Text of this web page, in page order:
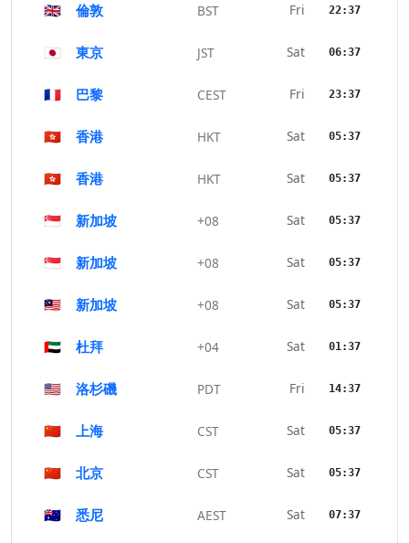
🇬🇧 倫敦 BST Fri 22:37
🇯🇵 東京 JST Sat 06:37
🇫🇷 巴黎 CEST Fri 23:37
🇭🇰 香港 HKT Sat 05:37
🇭🇰 香港 HKT Sat 05:37
🇸🇬 新加坡 +08 Sat 05:37
🇸🇬 新加坡 +08 Sat 05:37
🇲🇾 新加坡 +08 Sat 05:37
🇦🇪 杜拜 +04 Sat 01:37
🇺🇸 洛杉磯 PDT Fri 14:37
🇨🇳 上海 CST Sat 05:37
🇨🇳 北京 CST Sat 05:37
🇦🇺 悉尼 AEST Sat 07:37